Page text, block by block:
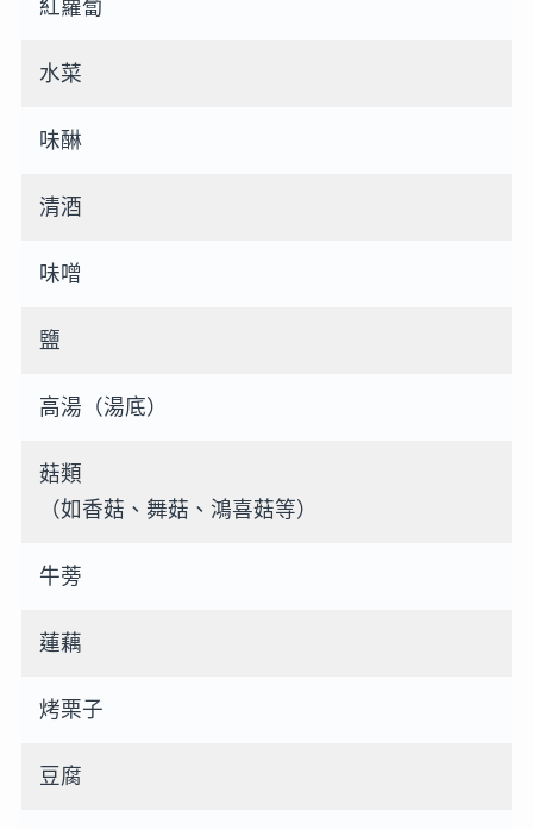
紅蘿蔔
水菜
味醂
清酒
味噌
鹽
高湯（湯底）
菇類
（如香菇、舞菇、鴻喜菇等）
牛蒡
蓮藕
烤栗子
豆腐